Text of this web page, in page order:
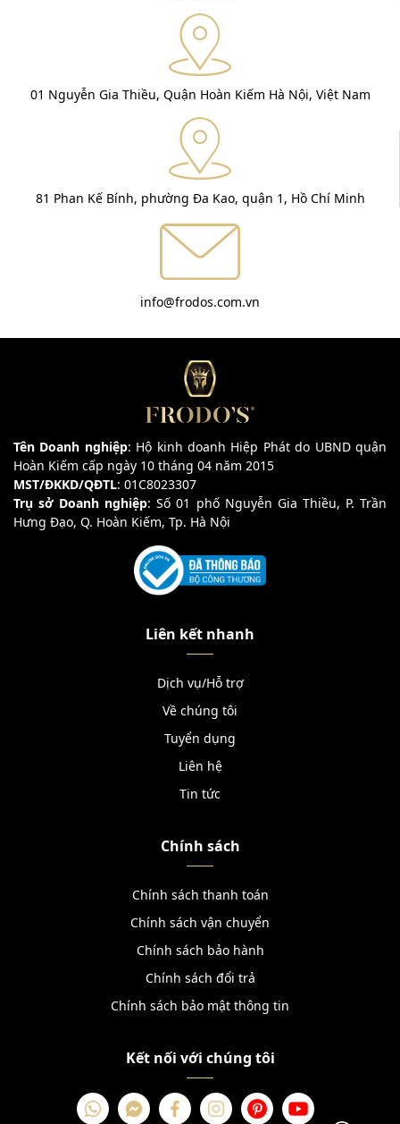
01 Nguyễn Gia Thiều, Quận Hoàn Kiếm Hà Nội, Việt Nam
81 Phan Kế Bính, phường Đa Kao, quận 1, Hồ Chí Minh
info@frodos.com.vn
Tên Doanh nghiệp: Hộ kinh doanh Hiệp Phát do UBND quận
Hoàn Kiếm cấp ngày 10 tháng 04 năm 2015
MST/ĐKKD/QĐTL: 01C8023307
Trụ sở Doanh nghiệp: Số 01 phố Nguyễn Gia Thiều, P. Trần
Hưng Đạo, Q. Hoàn Kiếm, Tp. Hà Nội
Liên kết nhanh
Dịch vụ/Hỗ trợ
Về chúng tôi
Tuyển dụng
Liên hệ
Tin tức
Chính sách
Chính sách thanh toán
Chính sách vận chuyển
Chính sách bảo hành
Chính sách đổi trả
Chính sách bảo mật thông tin
Kết nối với chúng tôi